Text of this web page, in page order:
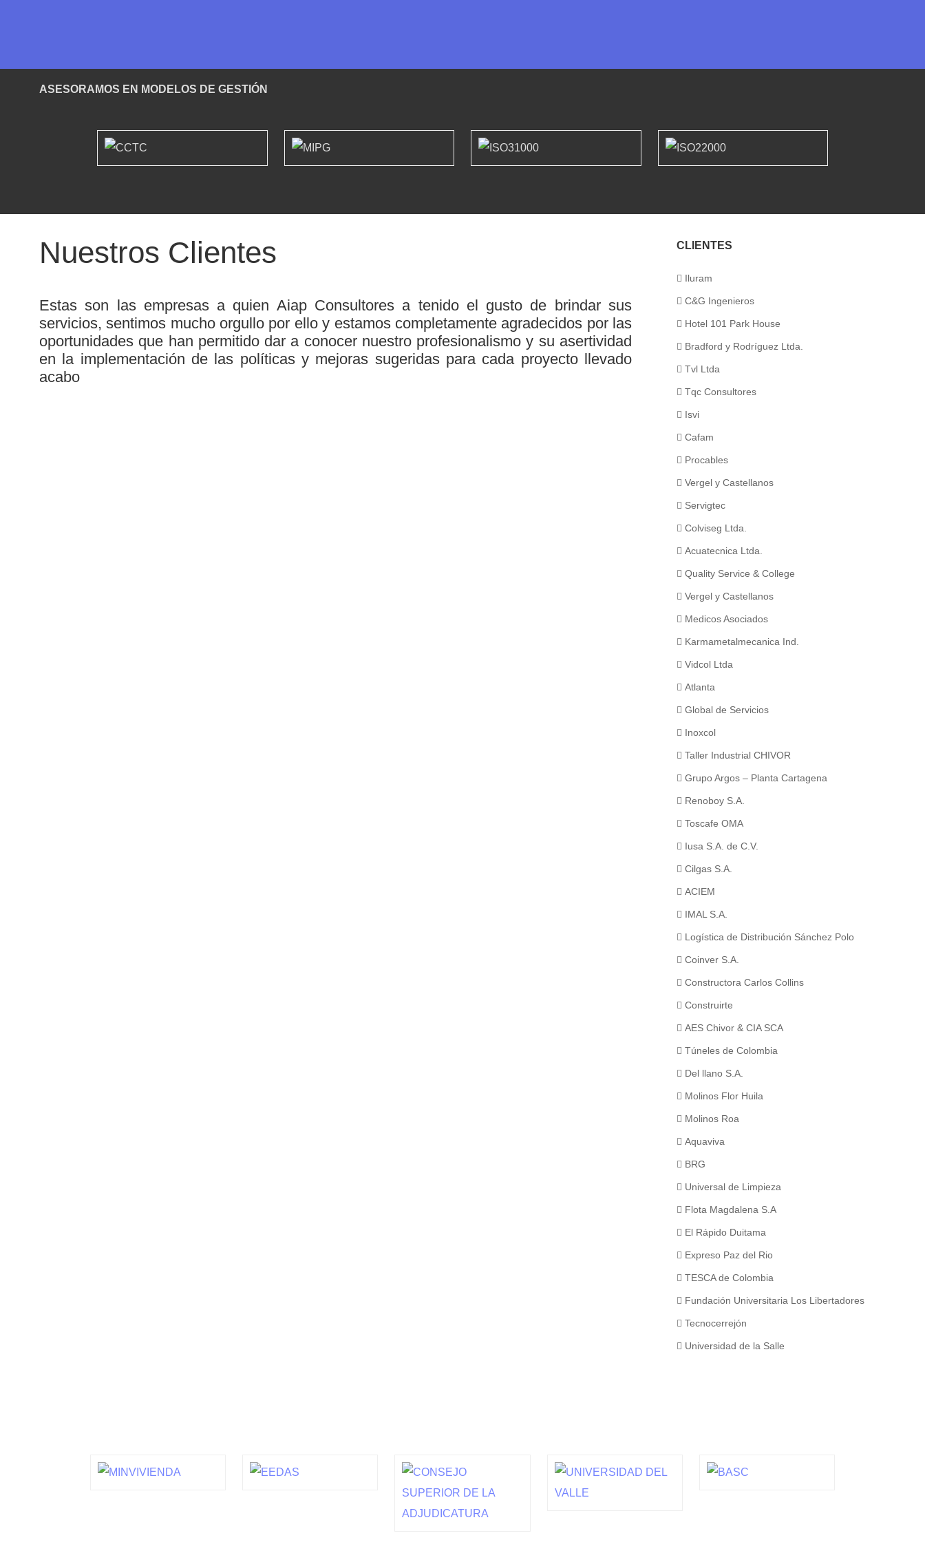
ASESORAMOS EN MODELOS DE GESTIÓN
Nuestros Clientes
Estas son las empresas a quien Aiap Consultores a tenido el gusto de brindar sus
servicios, sentimos mucho orgullo por ello y estamos completamente agradecidos por las
oportunidades que han permitido dar a conocer nuestro profesionalismo y su asertividad
en la implementación de las políticas y mejoras sugeridas para cada proyecto llevado
acabo
CLIENTES
Iluram
C&G Ingenieros
Hotel 101 Park House
Bradford y Rodríguez Ltda.
Tvl Ltda
Tqc Consultores
Isvi
Cafam
Procables
Vergel y Castellanos
Servigtec
Colviseg Ltda.
Acuatecnica Ltda.
Quality Service & College
Vergel y Castellanos
Medicos Asociados
Karmametalmecanica Ind.
Vidcol Ltda
Atlanta
Global de Servicios
Inoxcol
Taller Industrial CHIVOR
Grupo Argos – Planta Cartagena
Renoboy S.A.
Toscafe OMA
Iusa S.A. de C.V.
Cilgas S.A.
ACIEM
IMAL S.A.
Logística de Distribución Sánchez Polo
Coinver S.A.
Constructora Carlos Collins
Construirte
AES Chivor & CIA SCA
Túneles de Colombia
Del llano S.A.
Molinos Flor Huila
Molinos Roa
Aquaviva
BRG
Universal de Limpieza
Flota Magdalena S.A
El Rápido Duitama
Expreso Paz del Rio
TESCA de Colombia
Fundación Universitaria Los Libertadores
Tecnocerrejón
Universidad de la Salle